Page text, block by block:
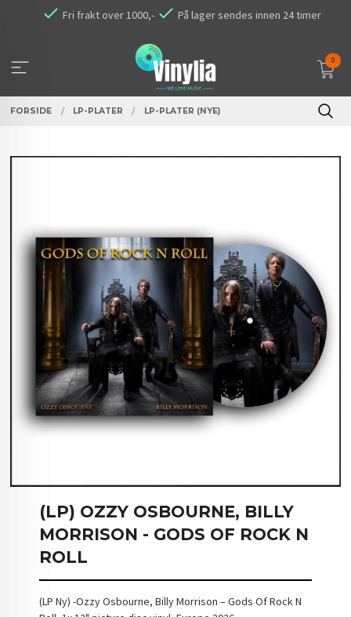
Fri frakt over 1000,- På lager sendes innen 24 timer
0
FORSIDE LP-PLATER LP-PLATER (NYE)
(LP) OZZY OSBOURNE, BILLY
MORRISON - GODS OF ROCK N
ROLL
(LP Ny) -Ozzy Osbourne, Billy Morrison – Gods Of Rock N